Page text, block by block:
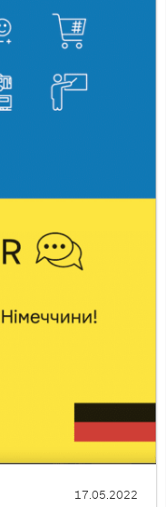
17.05.2022